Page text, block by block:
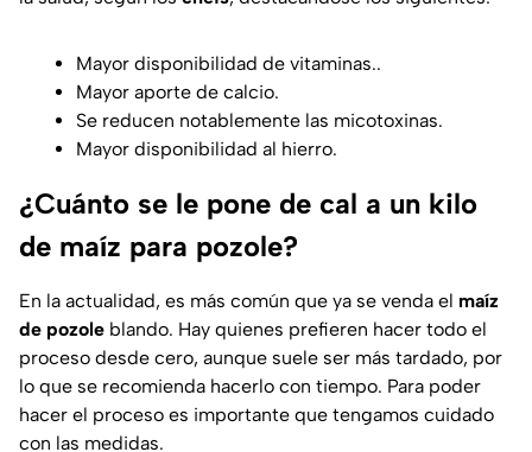
Mayor disponibilidad de vitaminas..
Mayor aporte de calcio.
Se reducen notablemente las micotoxinas.
Mayor disponibilidad al hierro.
¿Cuánto se le pone de cal a un kilo
de maíz para pozole?
En la actualidad, es más común que ya se venda el maíz
de pozole blando. Hay quienes prefieren hacer todo el
proceso desde cero, aunque suele ser más tardado, por
lo que se recomienda hacerlo con tiempo. Para poder
hacer el proceso es importante que tengamos cuidado
con las medidas.